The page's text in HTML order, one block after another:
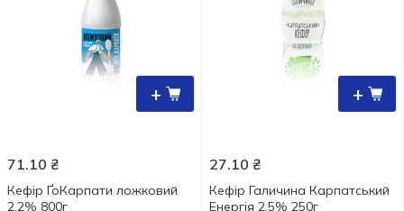
+
71.10 ₴
Кефір ҐоКарпати ложковий
2,2% 800г
+
27.10 ₴
Кефір Галичина Карпатський
Енергія 2,5% 250г